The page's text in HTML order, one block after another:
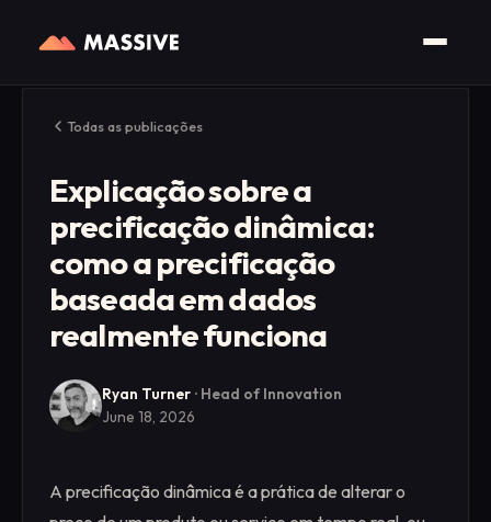
Todas as publicações
Explicação sobre a
precificação dinâmica:
como a precificação
baseada em dados
realmente funciona
Ryan Turner · Head of Innovation
June 18, 2026
A precificação dinâmica é a prática de alterar o